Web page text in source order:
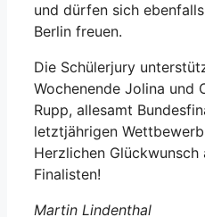
und dürfen sich
Berlin freuen.
Die Schülerjury
Wochenende Jolina und
Rupp, allesamt
letztjährigen
Herzlichen Glückwunsch
Finalisten!
Martin Lindenthal